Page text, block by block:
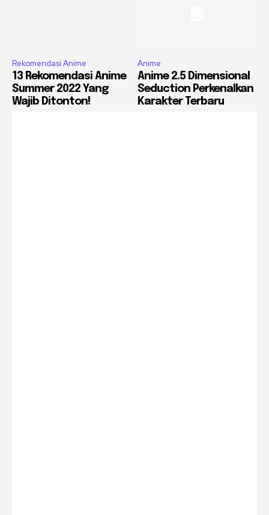
Rekomendasi Anime
13 Rekomendasi Anime
Summer 2022 Yang
Wajib Ditonton!
Anime
Anime 2.5 Dimensional
Seduction Perkenalkan
Karakter Terbaru